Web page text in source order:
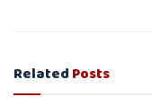
RelatedPosts